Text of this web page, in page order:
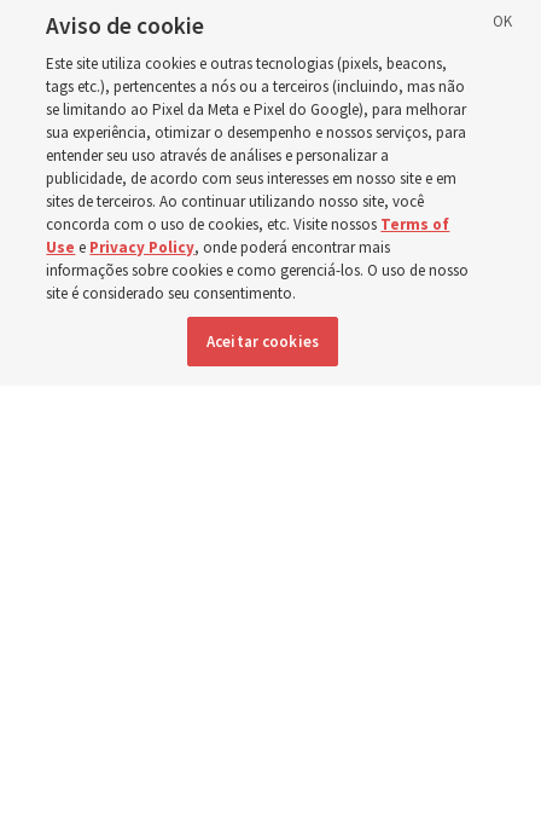
ao se matricularem na
BYU-Pathway Worldwide
‘Se o bispo consegue fazer isso, eu também consigo’
5 agosto 2026, 1:14 p.m. MDT Compartilhar
Espanhol
Aviso de cookie
Este site utiliza cookies e outras tecnologias (pixels, beacons,
tags etc.), pertencentes a nós ou a terceiros (incluindo, mas não
se limitando ao Pixel da Meta e Pixel do Google), para melhorar
sua experiência, otimizar o desempenho e nossos serviços, para
entender seu uso através de análises e personalizar a
publicidade, de acordo com seus interesses em nosso site e em
sites de terceiros. Ao continuar utilizando nosso site, você
concorda com o uso de cookies, etc. Visite nossos Terms of
Use e Privacy Policy, onde poderá encontrar mais
informações sobre cookies e como gerenciá-los. O uso de nosso
site é considerado seu consentimento.
Aceitar cookies